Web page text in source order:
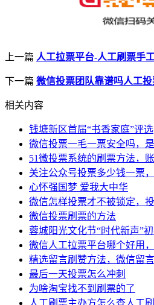
上一篇 人工拉票平台-人工刷票手
下一篇 微信投票团队靠谱吗人工
相关内容
钱塘新区首届“书香家庭”评选
微信投票一毛一票安全吗，
51微投票系统的刷票方法，
关注公众号投票多少钱一票
心怀强国梦 爱我大中华
微信怎样投票才不被锁定，
微信投票刷票的方法
蓉城阳光文化节“时代新声”
微信人工拉票平台哪个好用
精选留言刷赞方法，微信留
最后一天投票怎么冲刺
为啥淘宝找不到刷票的了
人工刷票主办方怎么查人工